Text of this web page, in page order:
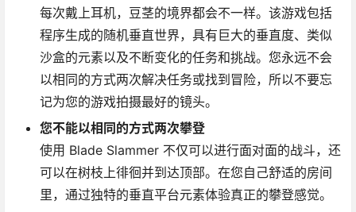
每次戴上耳机，豆茎的境界都会不一样。该游戏包括
程序生成的随机垂直世界，具有巨大的垂直度、类似
沙盒的元素以及不断变化的任务和挑战。您永远不会
以相同的方式两次解决任务或找到冒险，所以不要忘
记为您的游戏拍摄最好的镜头。
您不能以相同的方式两次攀登
使用 Blade Slammer 不仅可以进行面对面的战斗，还
可以在树枝上徘徊并到达顶部。在您自己舒适的房间
里，通过独特的垂直平台元素体验真正的攀登感觉。